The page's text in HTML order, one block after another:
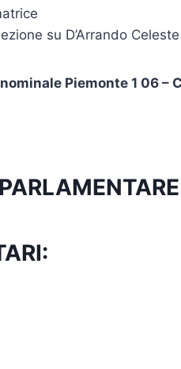
su D’Arrando Celeste
Piemonte 1 06 –